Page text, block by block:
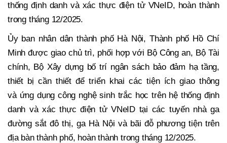
thống định danh và xác thực điện tử VNeID, hoàn thành
trong tháng 12/2025.
Ủy ban nhân dân thành phố Hà Nội, Thành phố Hồ Chí
Minh được giao chủ trì, phối hợp với Bộ Công an, Bộ Tài
chính, Bộ Xây dựng bố trí ngân sách bảo đảm hạ tầng,
thiết bị cần thiết để triển khai các tiện ích giao thông
và ứng dụng công nghệ sinh trắc học trên hệ thống định
danh và xác thực điện tử VNeID tại các tuyến nhà ga
đường sắt đô thị, ga Hà Nội và bãi đỗ phương tiện trên
địa bàn thành phố, hoàn thành trong tháng 12/2025.